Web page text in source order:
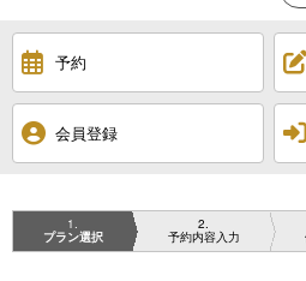
予約
会員登録
1
プラン選択
2
予約内容入力